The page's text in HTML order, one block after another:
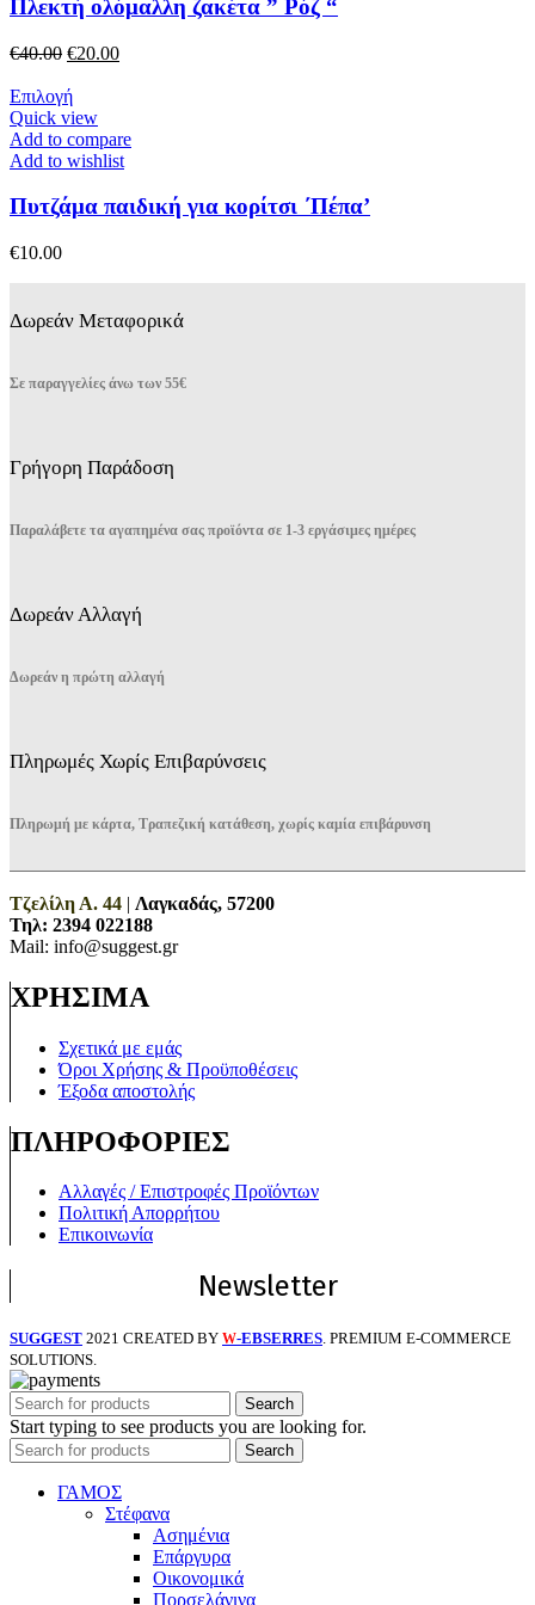
Οι
επιλογές
μπορούν
επιλεγούν
στη
σελίδα
του
προϊόντος
Πλεκτή ολόμαλλη ζακέτα ” Ρόζ “
€40.00 Original
was:
€40.00.
€20.00Η
€20.00.
ΕπιλογήΑυτό
το
προϊόν
έχει
παραλλαγές.
Οι
επιλεγούν
στη
του
προϊόντος
Quick view
Add to compare
Add to wishlist
Πυτζάμα παιδική για κορίτσι ΄Πέπα’
€10.00
Δωρεάν Μεταφορικά
Σε παραγγελίες άνω των 55€
Γρήγορη Παράδοση
Παραλάβετε τα αγαπημένα σας προϊόντα σε 1-3 εργάσιμες ημέρες
Δωρεάν Αλλαγή
Δωρεάν η πρώτη αλλαγή
Πληρωμές Χωρίς Επιβαρύνσεις
Πληρωμή με κάρτα, Τραπεζική κατάθεση, χωρίς καμία επιβάρυνση
Τζελίλη Α. 44 | Λαγκαδάς, 57200
Τηλ: 2394 022188
Mail: info@suggest.gr
ΧΡΗΣΙΜΑ
Σχετικά με εμάς
Όροι Χρήσης & Προϋποθέσεις
Έξοδα αποστολής
ΠΛΗΡΟΦΟΡΙΕΣ
Αλλαγές / Επιστροφές Προϊόντων
Πολιτική Απορρήτου
Επικοινωνία
Newsletter
SUGGEST 2021 CREATED BY W-EBSERRES. PREMIUM E-COMMERCE
SOLUTIONS.
Search
Start typing to see products you are looking for.
Search
ΓΑΜΟΣ
Στέφανα
Ασημένια
Επάργυρα
Οικονομικά
Πορσελάνινα